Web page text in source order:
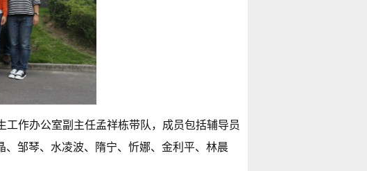
工作办公室副主任孟祥栋带队，成员包括辅导员
邹琴、水凌波、隋宁、忻娜、金利平、林晨